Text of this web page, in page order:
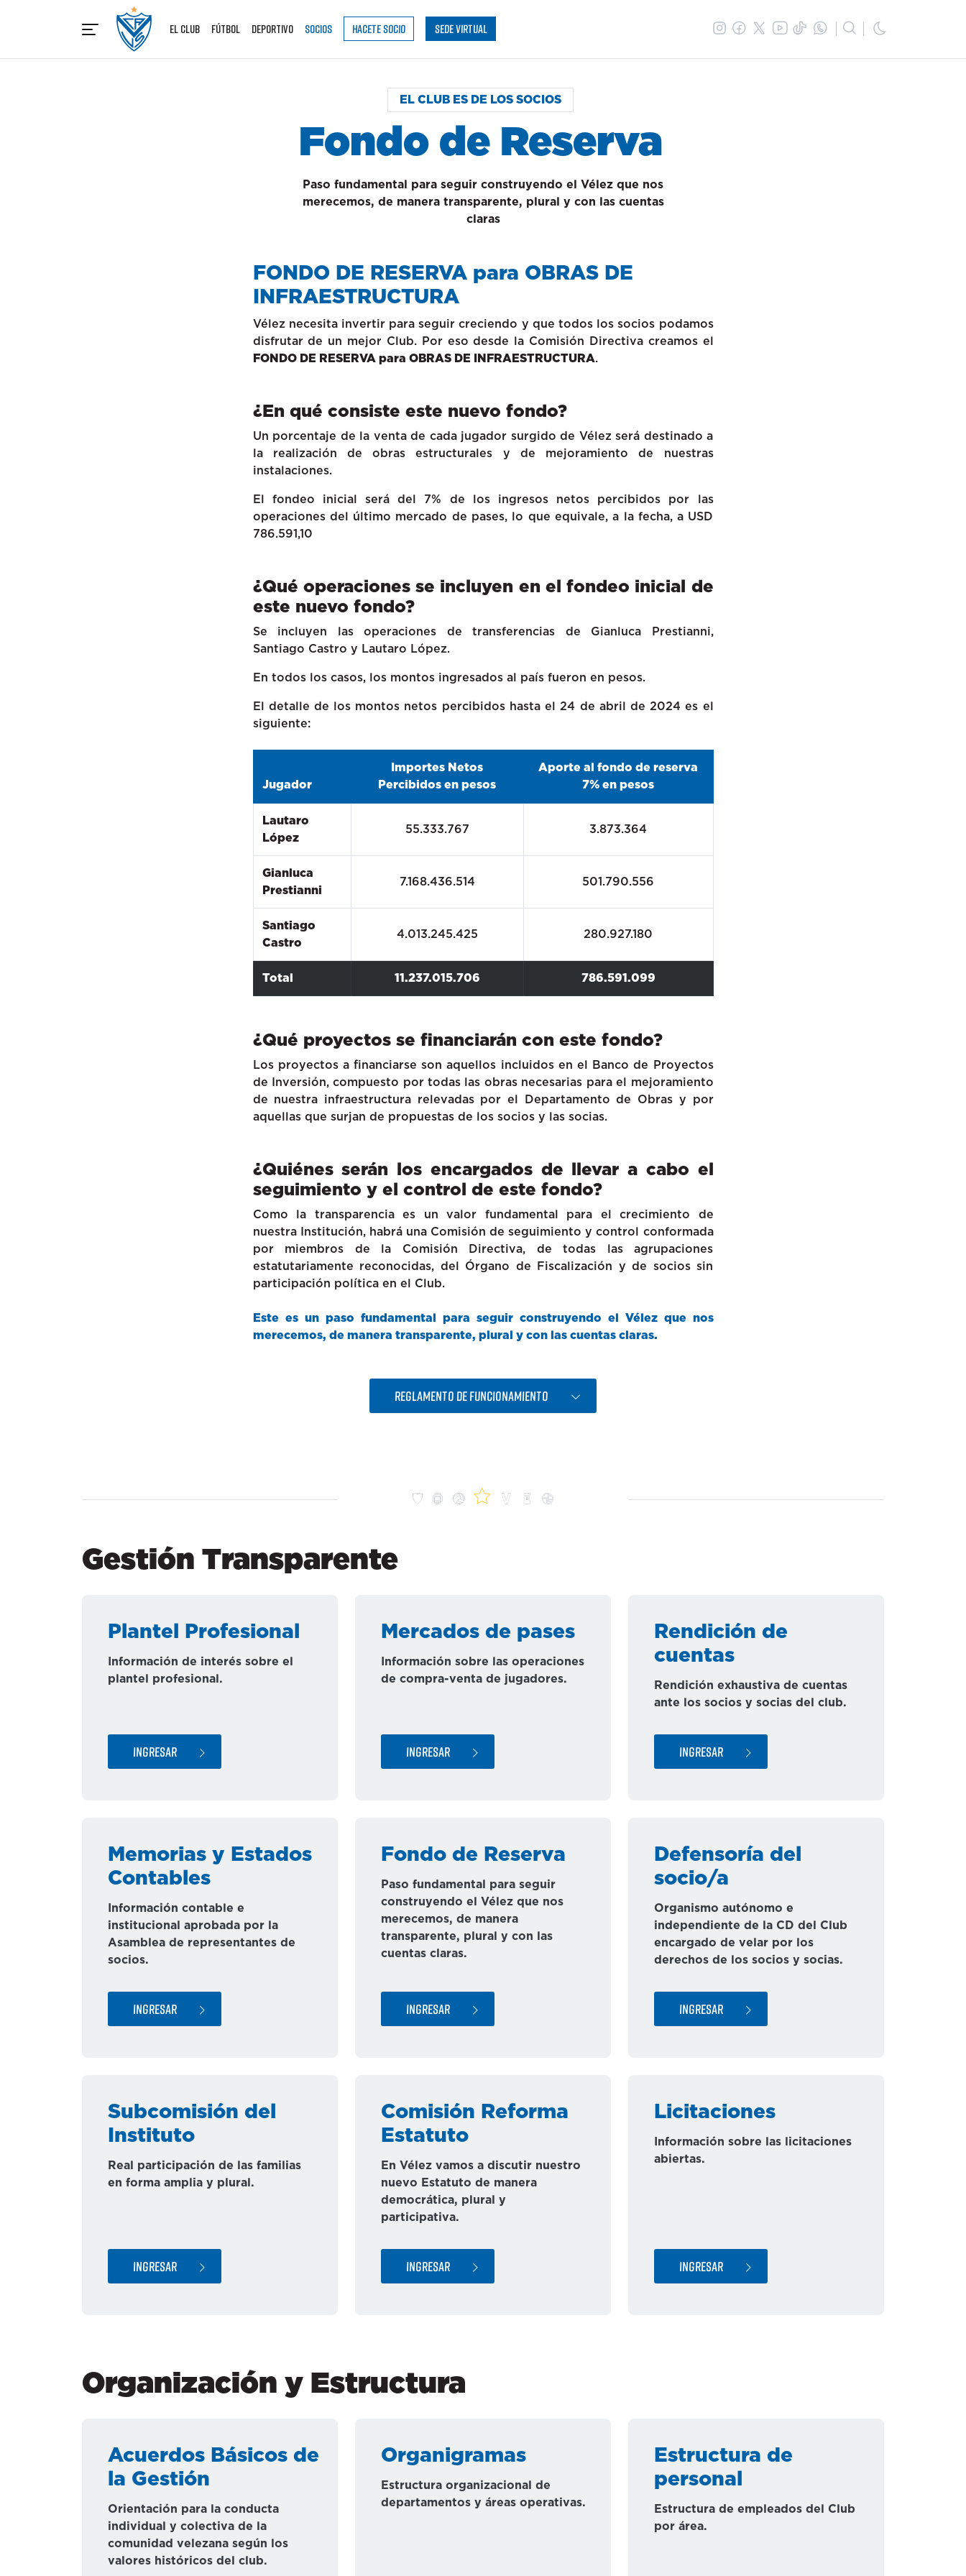
EL CLUB FÚTBOL DEPORTIVO SOCIOS HACETE SOCIO SEDE VIRTUAL
EL CLUB ES DE LOS SOCIOS
Fondo de Reserva
Paso fundamental para seguir construyendo el Vélez que nos
merecemos, de manera transparente, plural y con las cuentas
claras
FONDO DE RESERVA para OBRAS DE
INFRAESTRUCTURA
Vélez necesita invertir para seguir creciendo y que todos los socios podamos
disfrutar de un mejor Club. Por eso desde la Comisión Directiva creamos el
FONDO DE RESERVA para OBRAS DE INFRAESTRUCTURA.
¿En qué consiste este nuevo fondo?
Un porcentaje de la venta de cada jugador surgido de Vélez será destinado a
la realización de obras estructurales y de mejoramiento de nuestras
instalaciones.
El fondeo inicial será del 7% de los ingresos netos percibidos por las
operaciones del último mercado de pases, lo que equivale, a la fecha, a USD
786.591,10
¿Qué operaciones se incluyen en el fondeo inicial de
este nuevo fondo?
Se incluyen las operaciones de transferencias de Gianluca Prestianni,
Santiago Castro y Lautaro López.
En todos los casos, los montos ingresados al país fueron en pesos.
El detalle de los montos netos percibidos hasta el 24 de abril de 2024 es el
siguiente:
Jugador
Importes Netos
Percibidos en pesos
Aporte al fondo de reserva
7% en pesos
Lautaro
López
55.333.767 3.873.364
Gianluca
Prestianni
7.168.436.514 501.790.556
Santiago
Castro
4.013.245.425 280.927.180
Total 11.237.015.706 786.591.099
¿Qué proyectos se financiarán con este fondo?
Los proyectos a financiarse son aquellos incluidos en el Banco de Proyectos
de Inversión, compuesto por todas las obras necesarias para el mejoramiento
de nuestra infraestructura relevadas por el Departamento de Obras y por
aquellas que surjan de propuestas de los socios y las socias.
¿Quiénes serán los encargados de llevar a cabo el
seguimiento y el control de este fondo?
Como la transparencia es un valor fundamental para el crecimiento de
nuestra Institución, habrá una Comisión de seguimiento y control conformada
por miembros de la Comisión Directiva, de todas las agrupaciones
estatutariamente reconocidas, del Órgano de Fiscalización y de socios sin
participación política en el Club.
Este es un paso fundamental para seguir construyendo el Vélez que nos
merecemos, de manera transparente, plural y con las cuentas claras.
REGLAMENTO DE FUNCIONAMIENTO
Gestión Transparente
Plantel Profesional
Información de interés sobre el
plantel profesional.
INGRESAR
Mercados de pases
Información sobre las operaciones
de compra-venta de jugadores.
INGRESAR
Rendición de
cuentas
Rendición exhaustiva de cuentas
ante los socios y socias del club.
INGRESAR
Memorias y Estados
Contables
Información contable e
institucional aprobada por la
Asamblea de representantes de
socios.
INGRESAR
Fondo de Reserva
Paso fundamental para seguir
construyendo el Vélez que nos
merecemos, de manera
transparente, plural y con las
cuentas claras.
INGRESAR
Defensoría del
socio/a
Organismo autónomo e
independiente de la CD del Club
encargado de velar por los
derechos de los socios y socias.
INGRESAR
Subcomisión del
Instituto
Real participación de las familias
en forma amplia y plural.
INGRESAR
Comisión Reforma
Estatuto
En Vélez vamos a discutir nuestro
nuevo Estatuto de manera
democrática, plural y
participativa.
INGRESAR
Licitaciones
Información sobre las licitaciones
abiertas.
INGRESAR
Organización y Estructura
Acuerdos Básicos de
la Gestión
Orientación para la conducta
individual y colectiva de la
comunidad velezana según los
valores históricos del club.
Organigramas
Estructura organizacional de
departamentos y áreas operativas.
Estructura de
personal
Estructura de empleados del Club
por área.